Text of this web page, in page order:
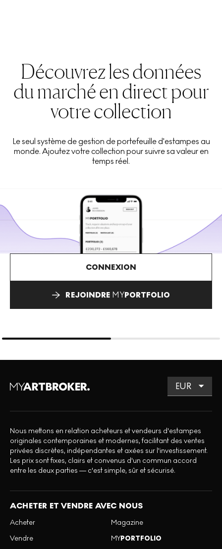
Découvrez les données
du marché en direct pour
votre collection
Le seul système de gestion de portefeuille d'estampes au
monde. Ajoutez votre collection pour suivre sa valeur en
temps réel.
CONNEXION
REJOINDRE MYPORTFOLIO
Nous mettons en relation acheteurs et vendeurs d'estampes
originales contemporaines et modernes, facilitant des ventes
privées discrètes, indépendantes et axées sur l'investissement.
Les prix sont fixes, clairs et convenus d'un commun accord
entre les deux parties — c'est simple, sûr et sécurisé.
ACHETER ET VENDRE AVEC NOUS
Acheter
Vendre
Magazine
MYPORTFOLIO